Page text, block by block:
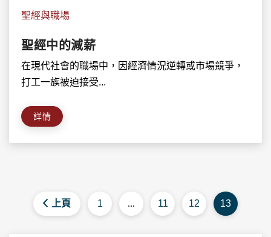
聖經與職場
聖經中的減薪
在現代社會的職場中，因經濟情況逆轉或市場競爭，
打工一族被迫接受...
詳情
上頁 1 ... 11 12 13